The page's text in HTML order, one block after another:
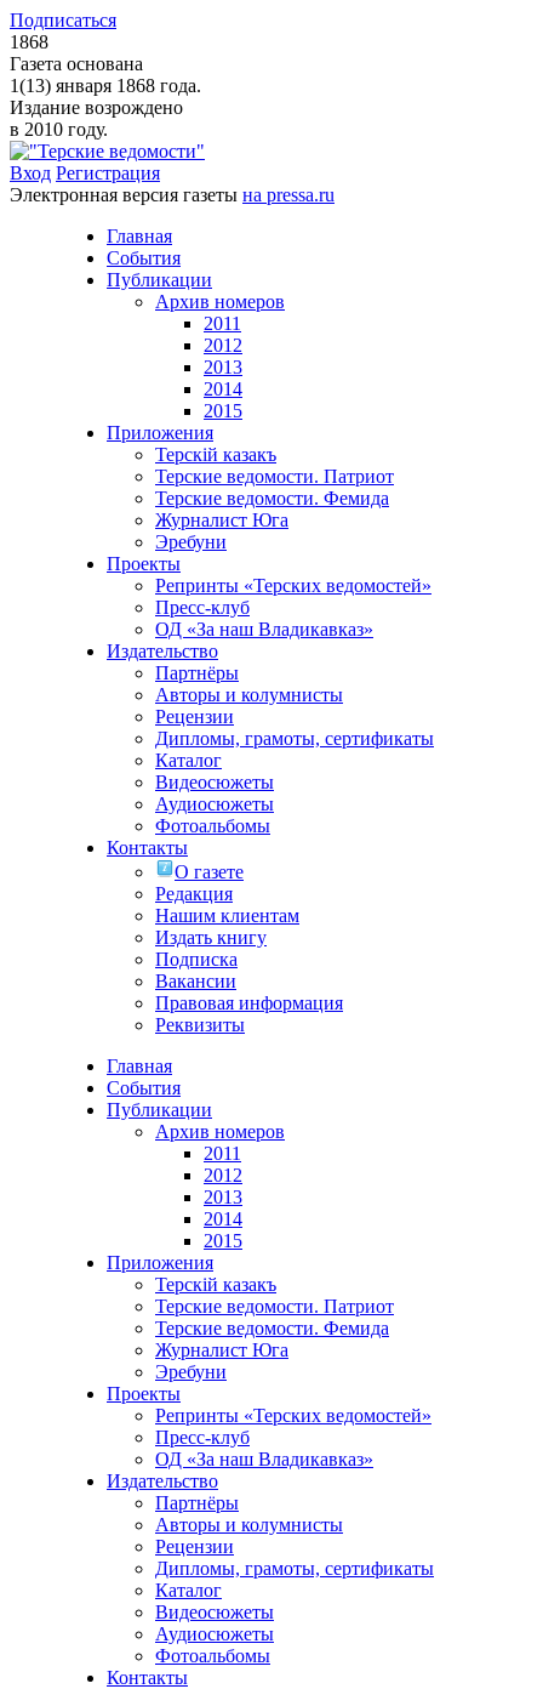
Подписаться
1868
Газета основана
1(13) января 1868 года.
Издание возрождено
в 2010 году.
Вход Регистрация
Электронная версия газеты на pressa.ru
Главная
События
Публикации
Архив номеров
2011
2012
2013
2014
2015
Приложения
Терскiй казакъ
Терские ведомости. Патриот
Терские ведомости. Фемида
Журналист Юга
Эребуни
Проекты
Репринты «Терских ведомостей»
Пресс-клуб
ОД «За наш Владикавказ»
Издательство
Партнёры
Авторы и колумнисты
Рецензии
Дипломы, грамоты, сертификаты
Каталог
Видеосюжеты
Аудиосюжеты
Фотоальбомы
Контакты
О газете
Редакция
Нашим клиентам
Издать книгу
Подписка
Вакансии
Правовая информация
Реквизиты
Главная
События
Публикации
Архив номеров
2011
2012
2013
2014
2015
Приложения
Терскiй казакъ
Терские ведомости. Патриот
Терские ведомости. Фемида
Журналист Юга
Эребуни
Проекты
Репринты «Терских ведомостей»
Пресс-клуб
ОД «За наш Владикавказ»
Издательство
Партнёры
Авторы и колумнисты
Рецензии
Дипломы, грамоты, сертификаты
Каталог
Видеосюжеты
Аудиосюжеты
Фотоальбомы
Контакты